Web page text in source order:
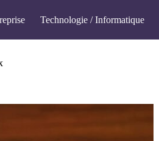
Technologie / Informatique